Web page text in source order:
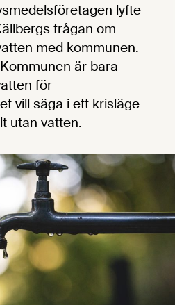
lyfte
frågan om
med kommunen.
är bara
för
vill säga i ett krisläge
utan vatten.